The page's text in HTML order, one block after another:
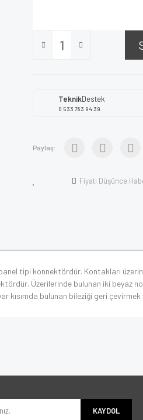
TeknikDestek
0 533 783 94 39
Paylaş:
Fiyatı Düşünce
tipi konnektördür. Kontakları
Üzerilerinde bulunan iki beyaz
kısımda bulunan bileziği geri
KAYDOL